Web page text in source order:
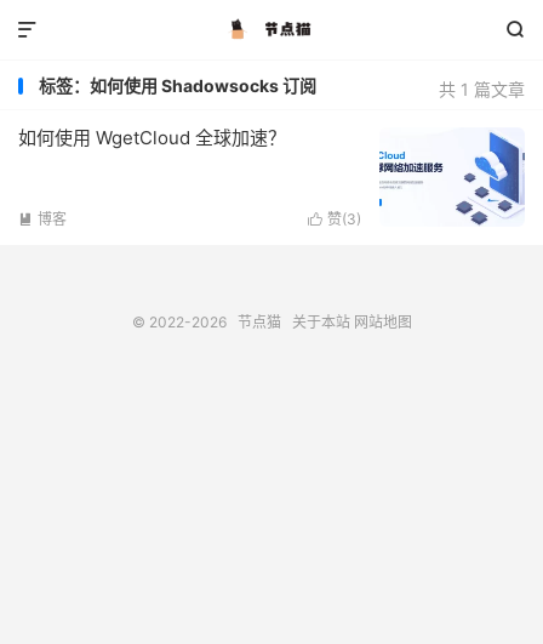


共 1 篇文章
标签：如何使用 Shadowsocks 订阅
如何使用 WgetCloud 全球加速？
 赞(3)
 博客
© 2022-2026 节点猫 关于本站 网站地图